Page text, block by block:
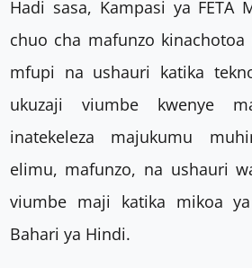
Hadi sasa, Kampasi ya FETA
chuo cha mafunzo
mfupi na ushauri katika
ukuzaji viumbe kwenye
inatekeleza majukumu
elimu, mafunzo, na ushauri
viumbe maji katika mikoa
Bahari ya Hindi.